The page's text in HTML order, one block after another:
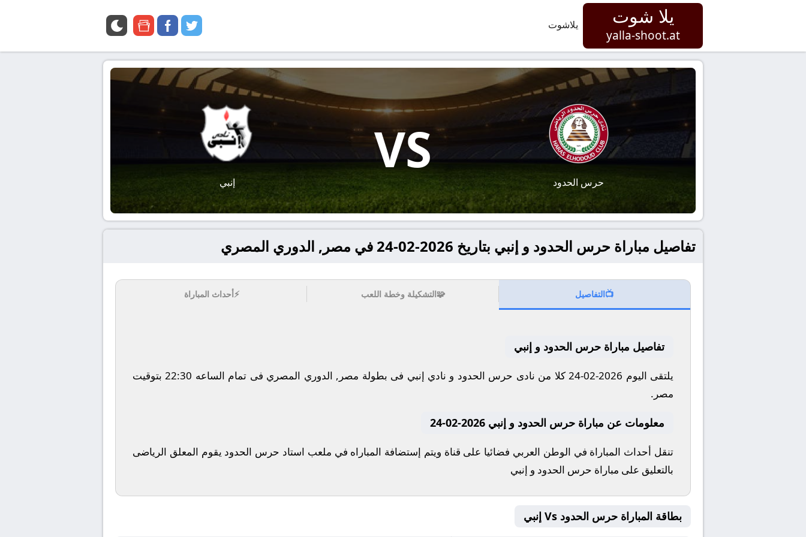
يلا شوت
yalla-shoot.at
يلاشوت twitter
facebook
google
حرس الحدود
VS
إنبي
تفاصيل مباراة حرس الحدود و إنبي بتاريخ 2026-02-24 في مصر, الدوري المصري
📺التفاصيل 🧩التشكيلة وخطة اللعب ⚡أحداث المباراة
تفاصيل مباراة حرس الحدود و إنبي
يلتقى اليوم 2026-02-24 كلا من نادى حرس الحدود و نادي إنبي فى بطولة مصر, الدوري المصري فى تمام الساعه 22:30 بتوقيت
مصر.
معلومات عن مباراة حرس الحدود و إنبي 2026-02-24
تنقل أحداث المباراة في الوطن العربي فضائيا على قناة ويتم إستضافة المباراه في ملعب استاد حرس الحدود يقوم المعلق الرياضى
بالتعليق على مباراة حرس الحدود و إنبي
بطاقة المباراة حرس الحدود Vs إنبي